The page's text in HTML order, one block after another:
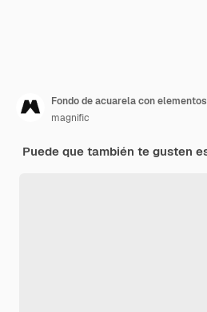
Fondo de acuarela con
magnific
Puede que también te gusten